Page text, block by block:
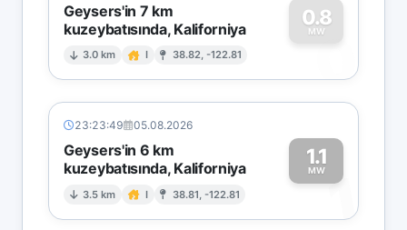
Geysers'in 7 km
kuzeybatısında, Kaliforniya
3.0 km I 38.82, -122.81
0.8
MW
0
23:23:49 05.08.2026
Geysers'in 6 km
kuzeybatısında, Kaliforniya
3.5 km I 38.81, -122.81
1.1
MW1